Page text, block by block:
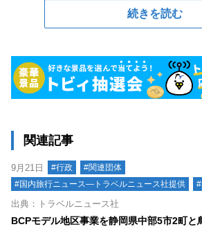
続きを読む
関連記事
9月21日 #行政
#関連団体
#国内旅行ニュース―トラベルニュース社提供
出典：トラベルニュース社
BCPモデル地区事業を静岡県中部5市2町と